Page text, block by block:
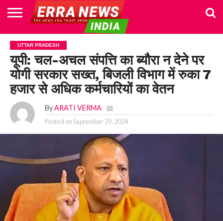
HOME
POLITICS
NEWS
BUSINESS
CULTURE
NATIONAL
SPORTS
LIFESTYLE
TRAVEL
OPINION
BREAKING
NEWS
ENTERTAINMENT
WORLD
CRIME
JOIN
US
UTTAR PRADESH
यूपी: चल-अचल संपत्ति का ब्यौरा न देने पर
योगी सरकार सख्त, बिजली विभाग में रुका 7
हजार से अधिक कर्मचारियों का वेतन
By ARATI VERMA
Posted onSeptember 29, 2024